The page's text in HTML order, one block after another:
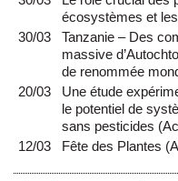
écosystèmes et
30/03
Tanzanie – Des
massive
de renommée
20/03
Une étude
le potentiel de
sans pesticides (
12/03
Fête des Plantes (